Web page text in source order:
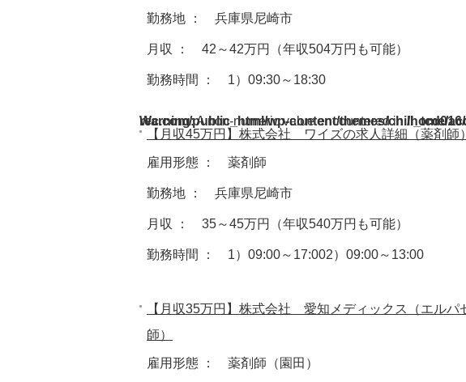
勤務地 ： 兵庫県尼崎市
月収 ： 42～42万円（年収504万円も可能）
勤務時間 ： 1）09:30～18:30
Warning: A non-numeric value encountered in
/home/acdmy/yaku-rec.com/public_html/wp-content/themes/
【月収45万円】株式会社 ワイズの求人詳細（薬剤師）
雇用形態 ： 薬剤師
勤務地 ： 兵庫県尼崎市
月収 ： 35～45万円（年収540万円も可能）
勤務時間 ： 1）09:00～17:002）09:00～13:00
【月収35万円】株式会社 愛知メディックス（エルパ
師）
雇用形態 ： 薬剤師（園田）